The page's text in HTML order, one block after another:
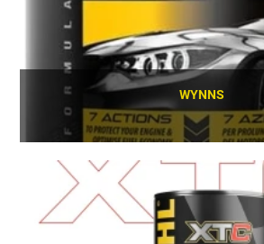
WYNNS
SCOPRI